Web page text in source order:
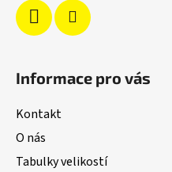
Informace pro vás
Kontakt
O nás
Tabulky velikostí